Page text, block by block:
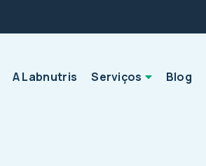
A Labnutris Serviços Blog